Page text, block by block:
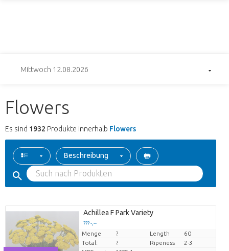
Mittwoch 12.08.2026
Flowers
Es sind 1932 Produkte innerhalb Flowers
Beschreibung
Achillea F Park Variety
??? -,--
Preis pro Stück
Menge ? Length
60
Total:
? Ripeness
2-3